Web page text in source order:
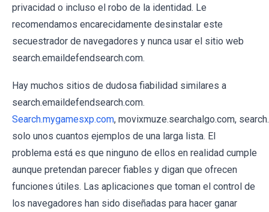
privacidad o incluso el robo de la identidad. Le
recomendamos encarecidamente desinstalar este
secuestrador de navegadores y nunca usar el sitio web
search.emaildefendsearch.com.
Hay muchos sitios de dudosa fiabilidad similares a
search.emaildefendsearch.com.
Search.mygamesxp.com, movixmuze.searchalgo.com,
solo unos cuantos ejemplos de una larga lista. El
problema está es que ninguno de ellos en realidad cumple
aunque pretendan parecer fiables y digan que ofrecen
funciones útiles. Las aplicaciones que toman el control de
los navegadores han sido diseñadas para hacer ganar